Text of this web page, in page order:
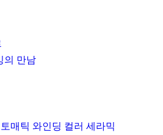
의 만남
매틱 와인딩 컬러 세라믹